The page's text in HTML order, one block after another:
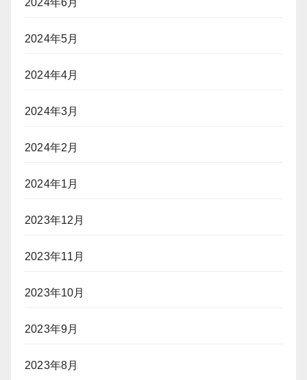
2024年5月
2024年4月
2024年3月
2024年2月
2024年1月
2023年12月
2023年11月
2023年10月
2023年9月
2023年8月